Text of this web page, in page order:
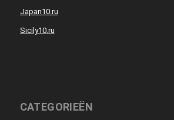
Japan10.ru
Sicily10.ru
CATEGORIEËN